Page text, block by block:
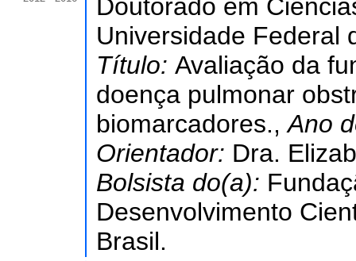
Doutorado em
Universidade Federal
Título: Avaliação da
doença pulmonar
biomarcadores.,Ano
Orientador: Dra.
Bolsista do(a):
Desenvolvimento
Brasil.